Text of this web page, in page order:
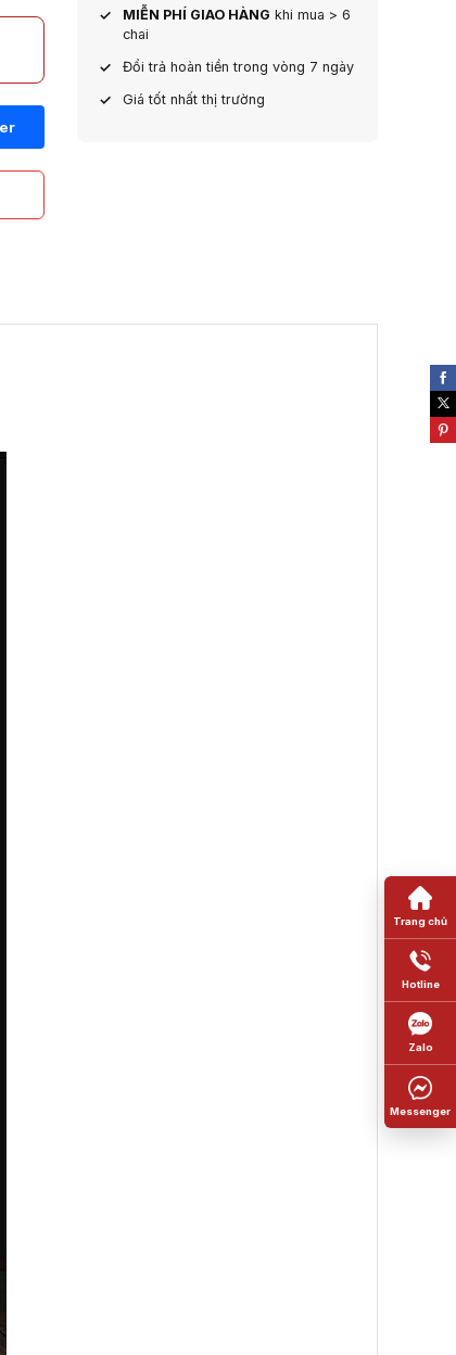
MIỄN PHÍ GIAO HÀNG khi mua > 6
chai
Đổi trả hoàn tiền trong vòng 7 ngày
Giá tốt nhất thị trường